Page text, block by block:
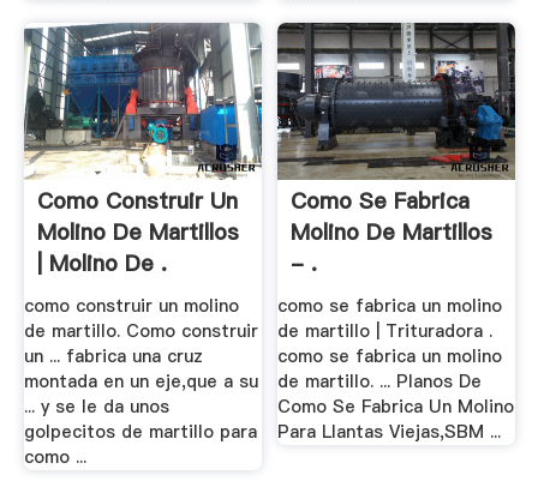
Como Construir Un
Molino De Martillos
| Molino De .
como construir un molino
de martillo. Como construir
un ... fabrica una cruz
montada en un eje,que a su
... y se le da unos
golpecitos de martillo para
como ...
Como Se Fabrica
Molino De Martillos
- .
como se fabrica un molino
de martillo | Trituradora .
como se fabrica un molino
de martillo. ... Planos De
Como Se Fabrica Un Molino
Para Llantas Viejas,SBM ...